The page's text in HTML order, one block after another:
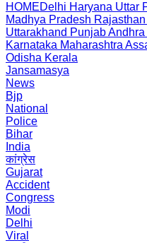
HOMEDelhi Haryana Uttar
Madhya Pradesh Rajasthan
Uttarakhand PunjabAndhra
Karnataka Maharashtra
Odisha Kerala
Jansamasya
News
Bjp
National
Police
Bihar
India
कांग्रेस
Gujarat
Accident
Congress
Modi
Delhi
Viral